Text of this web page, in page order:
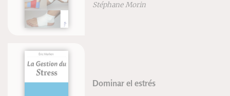
Stéphane Morin
Dominar el estrés